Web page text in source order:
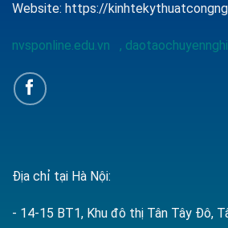
Website: https://
nvsponline.edu.vn ,
Địa chỉ tại Hà Nội:
- 14-15 BT1, Khu đô thị Tân Tây Đô,